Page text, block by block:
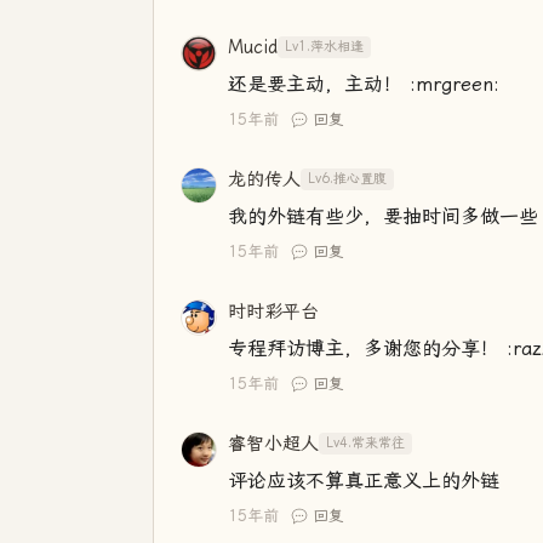
Mucid Lv1.萍水相逢
还是要主动，主动！ :mrgreen:
15年前 回复
龙的传人 Lv6.推心置腹
我的外链有些少，要抽时间多做一些
15年前 回复
时时彩平台
专程拜访博主，多谢您的分享！
15年前 回复
睿智小超人 Lv4.常来常往
评论应该不算真正意义上的外链
15年前 回复